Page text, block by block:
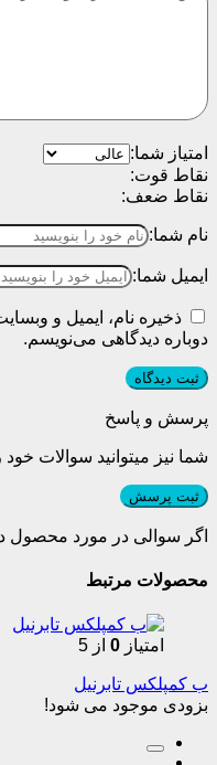
امتیاز شما:
نقاط قوت:
نقاط ضعف:
نام شما:
ایمیل شما:
ذخیره نام، ایمیل و
دوباره دیدگاهی می‌نویسم.
پرسش و پاسخ
شما نیز میتوانید سوالات خود
ثبت پرسش
اگر سوالی در مورد محصول
محصولات مرتبط
امتیاز 0 از 5
ب کمپلکس تابرنیل
بزودی موجود می شود!